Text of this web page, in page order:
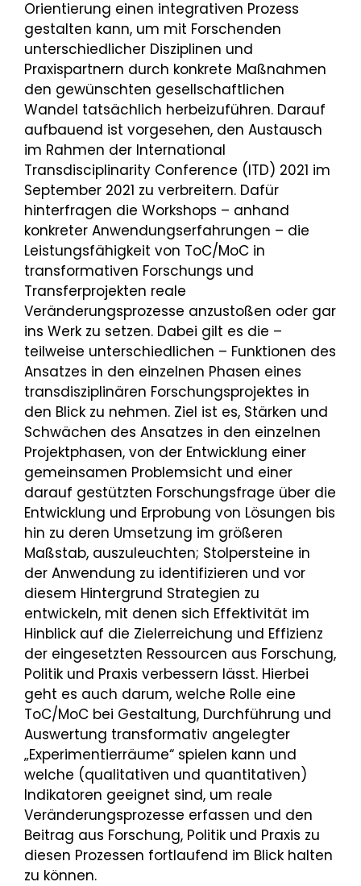
Orientierung einen integrativen Prozess
gestalten kann, um mit Forschenden
unterschiedlicher Disziplinen und
Praxispartnern durch konkrete Maßnahmen
den gewünschten gesellschaftlichen
Wandel tatsächlich herbeizuführen. Darauf
aufbauend ist vorgesehen, den Austausch
im Rahmen der International
Transdisciplinarity Conference (ITD) 2021 im
September 2021 zu verbreitern. Dafür
hinterfragen die Workshops – anhand
konkreter Anwendungserfahrungen – die
Leistungsfähigkeit von ToC/MoC in
transformativen Forschungs und
Transferprojekten reale
Veränderungsprozesse anzustoßen oder gar
ins Werk zu setzen. Dabei gilt es die –
teilweise unterschiedlichen – Funktionen des
Ansatzes in den einzelnen Phasen eines
transdisziplinären Forschungsprojektes in
den Blick zu nehmen. Ziel ist es, Stärken und
Schwächen des Ansatzes in den einzelnen
Projektphasen, von der Entwicklung einer
gemeinsamen Problemsicht und einer
darauf gestützten Forschungsfrage über die
Entwicklung und Erprobung von Lösungen bis
hin zu deren Umsetzung im größeren
Maßstab, auszuleuchten; Stolpersteine in
der Anwendung zu identifizieren und vor
diesem Hintergrund Strategien zu
entwickeln, mit denen sich Effektivität im
Hinblick auf die Zielerreichung und Effizienz
der eingesetzten Ressourcen aus Forschung,
Politik und Praxis verbessern lässt. Hierbei
geht es auch darum, welche Rolle eine
ToC/MoC bei Gestaltung, Durchführung und
Auswertung transformativ angelegter
„Experimentierräume“ spielen kann und
welche (qualitativen und quantitativen)
Indikatoren geeignet sind, um reale
Veränderungsprozesse erfassen und den
Beitrag aus Forschung, Politik und Praxis zu
diesen Prozessen fortlaufend im Blick halten
zu können.